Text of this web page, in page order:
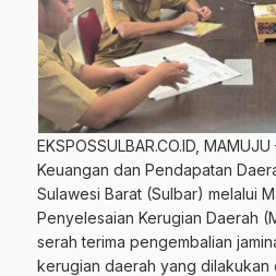
EKSPOSSULBAR.CO.ID,
Keuangan dan Pendapatan
Sulawesi Barat (Sulbar) melalui
Penyelesaian Kerugian Daerah
serah terima pengembalian
kerugian daerah yang dilakukan